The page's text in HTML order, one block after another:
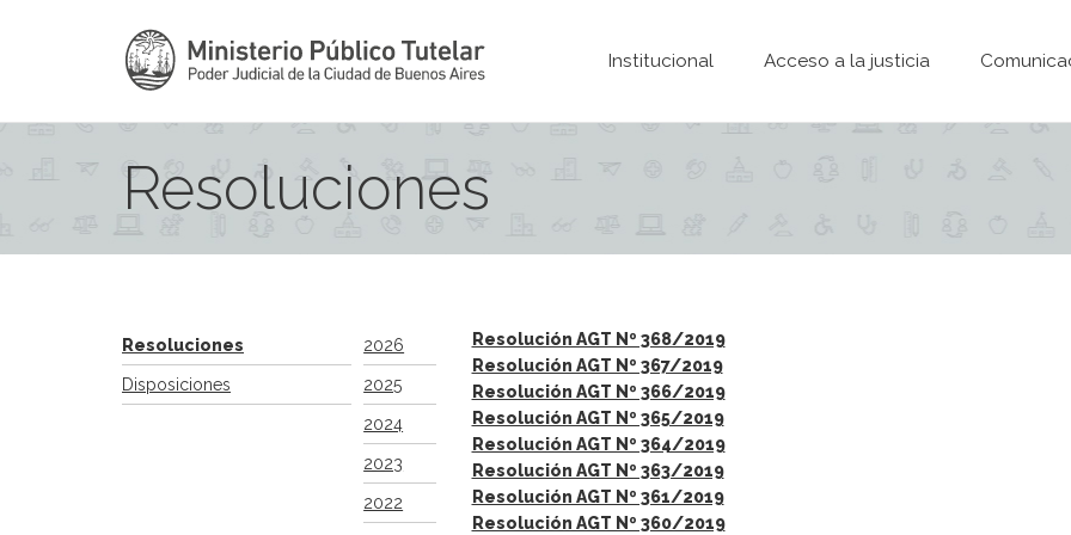
Institucional Acceso a la justicia
Resoluciones
Resoluciones
Disposiciones
2026
2025
2024
2023
2022
Resolución AGT Nº 368/2019
Resolución AGT Nº 367/2019
Resolución AGT Nº 366/2019
Resolución AGT Nº 365/2019
Resolución AGT Nº 364/2019
Resolución AGT Nº 363/2019
Resolución AGT Nº 361/2019
Resolución AGT Nº 360/2019